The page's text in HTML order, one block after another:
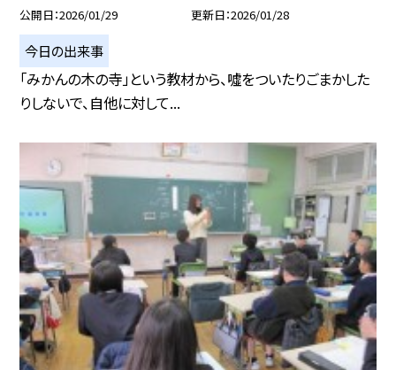
公開日 2026/01/29 更新日 2026/01/28
今日の出来事
「みかんの木の寺」という教材から、噓をついたりごまかした
りしないで、自他に対して...